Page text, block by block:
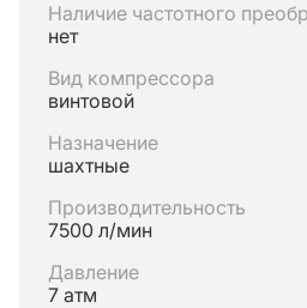
Наличие частотного
нет
Вид компрессора
винтовой
Назначение
шахтные
Производительность
7500 л/мин
Давление
7 атм